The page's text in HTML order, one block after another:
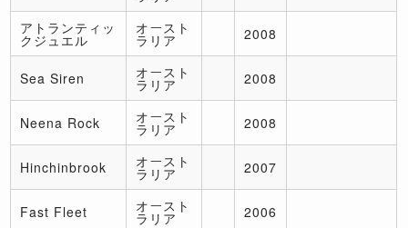
アトランティッ
クジュエル
オースト
ラリア 2008
Sea Siren オースト
ラリア 2008
Neena Rock オースト
ラリア 2008
Hinchinbrook オースト
ラリア 2007
Fast Fleet オースト
ラリア 2006